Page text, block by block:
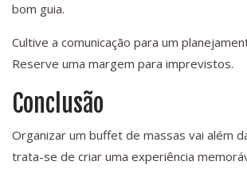
bom guia.
Cultive a comunicação para um
Reserve uma margem para imprevistos.
Conclusão
Organizar um buffet de massas vai além
trata-se de criar uma experiência